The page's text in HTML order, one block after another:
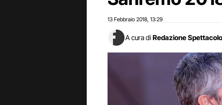
13 Febbraio 2018 13:29
A cura di Redazione Spettacolo